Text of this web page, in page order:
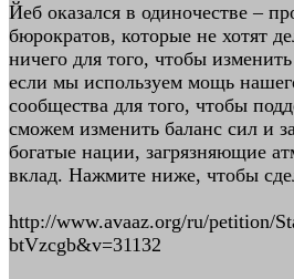
Йеб оказался в одиночестве –
бюрократов, которые не хотят
ничего для того, чтобы
если мы используем мощь
сообщества для того, чтобы
сможем изменить баланс сил и
богатые нации, загрязняющие
вклад. Нажмите ниже, чтобы
http://www.avaaz.org/ru/petition/
btVzcgb&v=31132